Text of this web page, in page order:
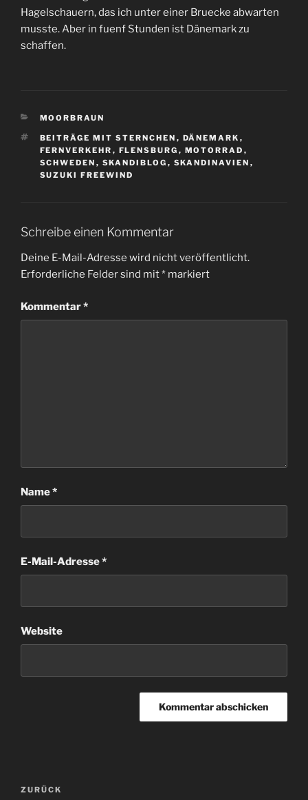
Hagelschauern, das ich unter einer Bruecke abwarten
musste. Aber in fuenf Stunden ist Dänemark zu
schaffen.
KATEGORIEN
MOORBRAUN
SCHLAGWÖRTER
BEITRÄGE MIT STERNCHEN , DÄNEMARK ,
FERNVERKEHR , FLENSBURG , MOTORRAD ,
SCHWEDEN , SKANDIBLOG , SKANDINAVIEN ,
SUZUKI FREEWIND
Schreibe einen Kommentar
Deine E-Mail-Adresse wird nicht veröffentlicht.
Erforderliche Felder sind mit* markiert
Kommentar*
Name*
E-Mail-Adresse*
Website
Beitragsnavigation
Vorheriger
ZURÜCK